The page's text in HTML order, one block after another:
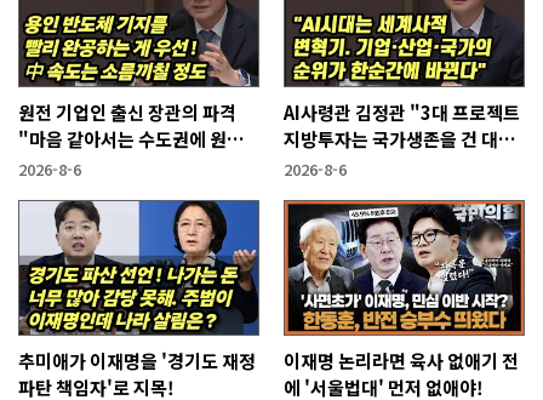
원전 기업인 출신 장관의 파격
"마음 같아서는 수도권에 원전
짓고싶다"
2026-8-6
AI사령관 김정관 "3대 프로젝트
지방투자는 국가생존을 건 대전
략"
2026-8-6
추미애가 이재명을 '경기도 재정
파탄 책임자'로 지목!
이재명 논리라면 육사 없애기 전
에 '서울법대' 먼저 없애야!